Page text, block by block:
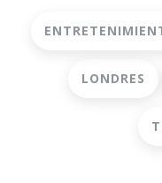
LONDRES